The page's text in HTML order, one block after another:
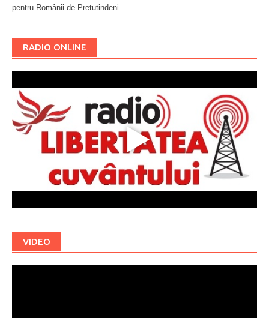
pentru Românii de Pretutindeni.
RADIO ONLINE
VIDEO